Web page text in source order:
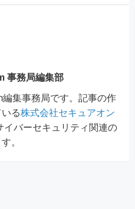
事務局編集部
集事務局です。記事の作
る株式会社セキュアオン
イバーセキュリティ関連の
。